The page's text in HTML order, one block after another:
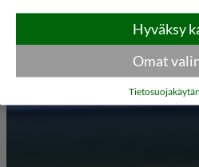
Moottorivenevuokraamo
päin. Hotellin ulkopuolella on
kulkuväleineille
kävelet muutamassa
kävellen rannan kävelykatua
Hyväksy
Omat